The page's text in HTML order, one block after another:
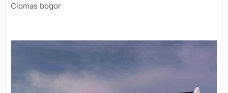
Ciomas bogor